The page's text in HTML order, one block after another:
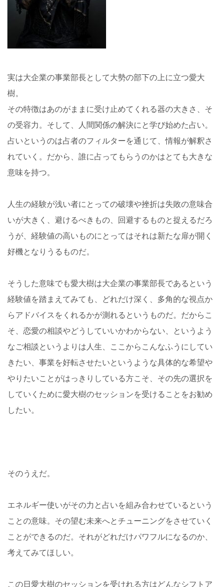
実は大企業の事業部長として大勢の部下の上に立つ愛大
樹。
その特徴はあのがままに受け止めてくれる器の大きさ、そ
の受容力。そして、人間関係の解決にと学び始めた占い。
占いというのは占者のフィルターを通じて、情報が解釈さ
れていく。だから、誰に占ってもらうのかはとても大きな
意味を持つ。
人生の経験が浅い者にとっての破壊や挫折は失敗の意味合
いが大きく、避けるべきもの、回避するものと捉えるだろ
うが、経験値の高いものにとってはそれは新たな扉が開く
好機となりうるものだ。
そうした意味でも愛大樹は大企業の事業部長であるという
経験値を踏まえてみても、どれだけ深く、多角的な視点か
らアドバイスをくれるかが測れるというものだ。だからこ
そ、恋愛の相談やどうしていいかわからない、というよう
なご相談というよりは人生、ここからこんなふうにしてい
きたい、事業を好転させたいというような具体的な希望や
やりたいことがはっきりしている方こそ、その先の選択を
していくために愛大樹のセッションを受けることをお勧め
したい。
そのうえだ。
エネルギー使いがその力と占いを組み合わせているという
ことの意味。その望む未来へとチューニングをさせていく
ことができるのだ。それがどれだけパワフルになるのか、
考えてみてほしい。
この日愛大樹のセッションを受けれる方はどんなシフトア